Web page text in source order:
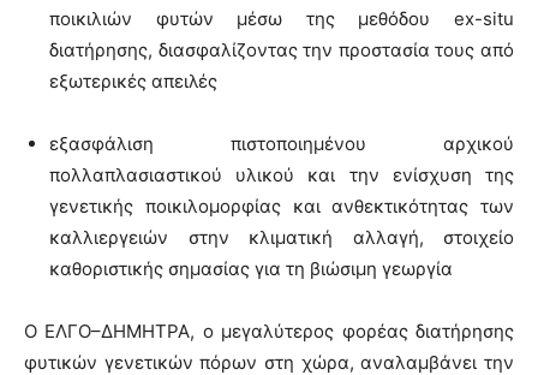
ποικιλιών φυτών μέσω της μεθόδου ex-situ
διατήρησης, διασφαλίζοντας την προστασία τους από
εξωτερικές απειλές
εξασφάλιση πιστοποιημένου αρχικού
πολλαπλασιαστικού υλικού και την ενίσχυση της
γενετικής ποικιλομορφίας και ανθεκτικότητας των
καλλιεργειών στην κλιματική αλλαγή, στοιχείο
καθοριστικής σημασίας για τη βιώσιμη γεωργία
Ο ΕΛΓΟ–ΔΗΜΗΤΡΑ, ο μεγαλύτερος φορέας διατήρησης
φυτικών γενετικών πόρων στη χώρα, αναλαμβάνει την